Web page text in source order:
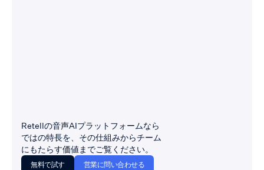
Retellの音声AIプラットフォームなら
ではの特長を、その仕組みからチーム
にもたらす価値までご覧ください。
無料で試す 営業に問い合わせる